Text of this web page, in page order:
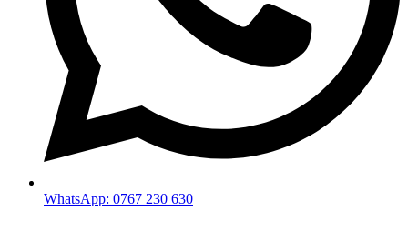
WhatsApp: 0767 230 630